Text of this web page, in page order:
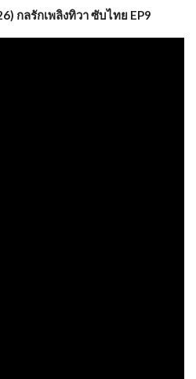
กลรักเพลิงทิวา ซับไทย EP9